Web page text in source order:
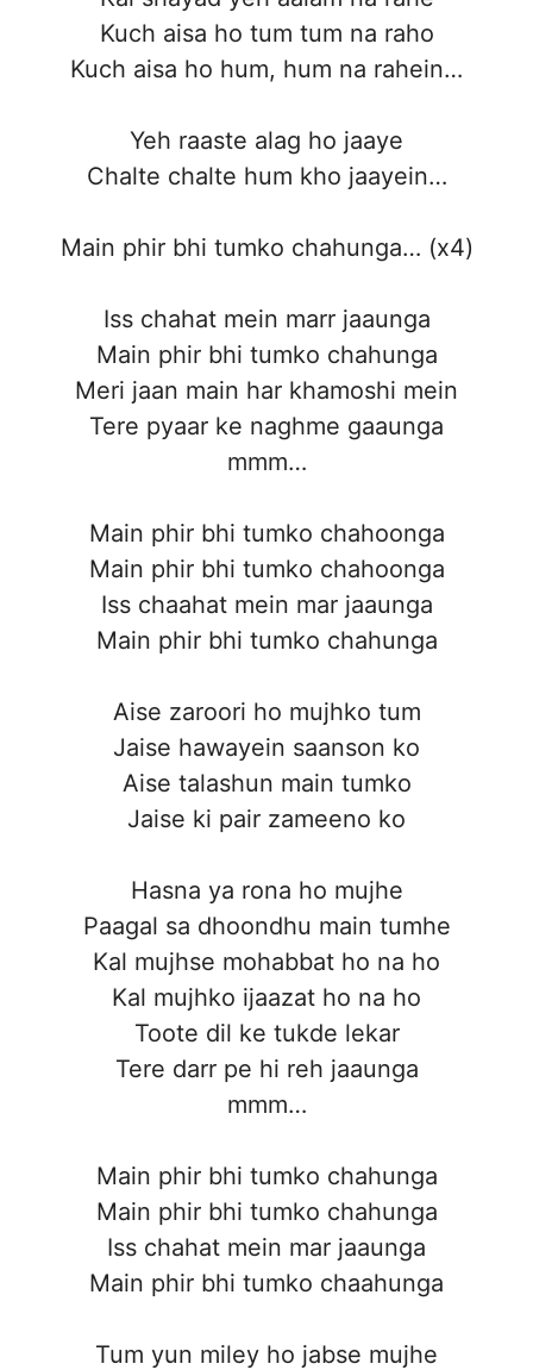
Kuch aisa ho tum tum na raho
Kuch aisa ho hum, hum na rahein…
Yeh raaste alag ho jaaye
Chalte chalte hum kho jaayein…
Main phir bhi tumko chahunga… (x4)
Iss chahat mein marr jaaunga
Main phir bhi tumko chahunga
Meri jaan main har khamoshi mein
Tere pyaar ke naghme gaaunga
mmm…
Main phir bhi tumko chahoonga
Main phir bhi tumko chahoonga
Iss chaahat mein mar jaaunga
Main phir bhi tumko chahunga
Aise zaroori ho mujhko tum
Jaise hawayein saanson ko
Aise talashun main tumko
Jaise ki pair zameeno ko
Hasna ya rona ho mujhe
Paagal sa dhoondhu main tumhe
Kal mujhse mohabbat ho na ho
Kal mujhko ijaazat ho na ho
Toote dil ke tukde lekar
Tere darr pe hi reh jaaunga
mmm…
Main phir bhi tumko chahunga
Main phir bhi tumko chahunga
Iss chahat mein mar jaaunga
Main phir bhi tumko chaahunga
Tum yun miley ho jabse mujhe